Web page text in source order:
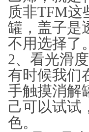
质非TFM这
罐，盖子是
不用选择了
2、看光滑度
有时候我们
手触摸消解
己可以试试
色。